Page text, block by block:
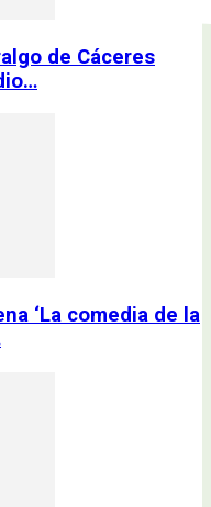
de Cáceres
‘La comedia de la